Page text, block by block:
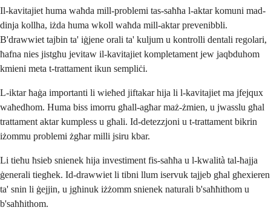
Il-kavitajiet huma waħda mill-problemi tas-saħħa l-aktar komuni mad-
dinja kollha, iżda huma wkoll waħda mill-aktar prevenibbli.
B'drawwiet tajbin ta' iġjene orali ta' kuljum u kontrolli dentali regolari,
ħafna nies jistgħu jevitaw il-kavitajiet kompletament jew jaqbduhom
kmieni meta t-trattament ikun sempliċi.
L-iktar ħaġa importanti li wieħed jiftakar hija li l-kavitajiet ma jfejqux
waħedhom. Huma biss imorru għall-agħar maż-żmien, u jwasslu għal
trattament aktar kumpless u għali. Id-detezzjoni u t-trattament bikrin
iżommu problemi żgħar milli jsiru kbar.
Li tieħu ħsieb snienek hija investiment fis-saħħa u l-kwalità tal-ħajja
ġenerali tiegħek. Id-drawwiet li tibni llum iservuk tajjeb għal għexieren
ta' snin li ġejjin, u jgħinuk iżżomm snienek naturali b'saħħithom u
b'saħħithom.